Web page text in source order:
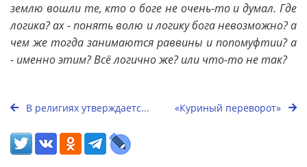
землю вошли те, кто о боге не очень-то и думал. Где
логика? ах - понять волю и логику бога невозможно? а
чем же тогда занимаются раввины и попомуфтии? а
- именно этим? Всё логично же? или что-то не так?
В религиях утверждаетс... «Куриный переворот»